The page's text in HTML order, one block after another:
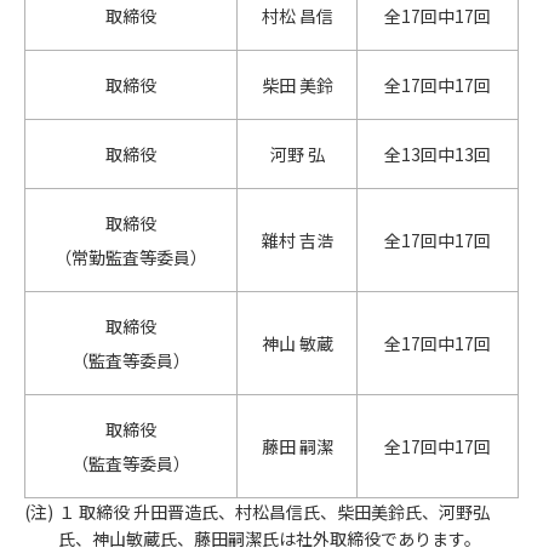
１ 取締役 升田晋造氏、村松昌信氏、柴田美鈴氏、河野弘
氏、神山敏蔵氏、藤田嗣潔氏は社外取締役であります。
取締役 村松 昌信 全17回中17回
取締役 柴田 美鈴 全17回中17回
取締役 河野 弘 全13回中13回
取締役
（常勤監査等委員）
雜村 吉浩 全17回中17回
取締役
（監査等委員）
神山 敏蔵 全17回中17回
取締役
（監査等委員）
藤田 嗣潔 全17回中17回